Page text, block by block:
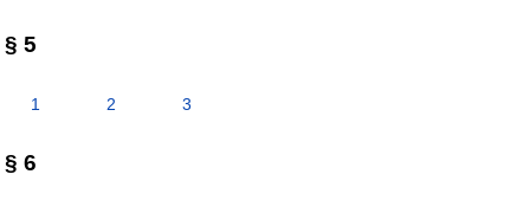
§ 5
1 2 3
§ 6